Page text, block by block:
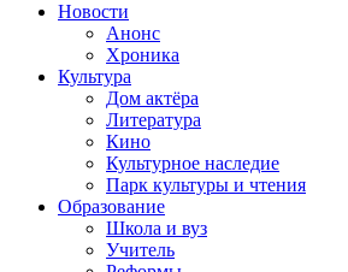
Новости
Анонс
Хроника
Культура
Дом актёра
Литература
Кино
Культурное наследие
Парк культуры и чтения
Образование
Школа и вуз
Учитель